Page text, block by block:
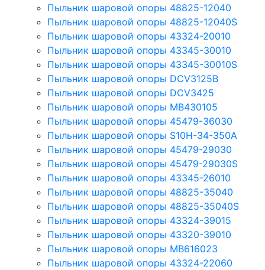
Пыльник шаровой опоры 48825-12040
Пыльник шаровой опоры 48825-12040S
Пыльник шаровой опоры 43324-20010
Пыльник шаровой опоры 43345-30010
Пыльник шаровой опоры 43345-30010S
Пыльник шаровой опоры DCV3125B
Пыльник шаровой опоры DCV3425
Пыльник шаровой опоры MB430105
Пыльник шаровой опоры 45479-36030
Пыльник шаровой опоры S10H-34-350A
Пыльник шаровой опоры 45479-29030
Пыльник шаровой опоры 45479-29030S
Пыльник шаровой опоры 43345-26010
Пыльник шаровой опоры 48825-35040
Пыльник шаровой опоры 48825-35040S
Пыльник шаровой опоры 43324-39015
Пыльник шаровой опоры 43320-39010
Пыльник шаровой опоры MB616023
Пыльник шаровой опоры 43324-22060